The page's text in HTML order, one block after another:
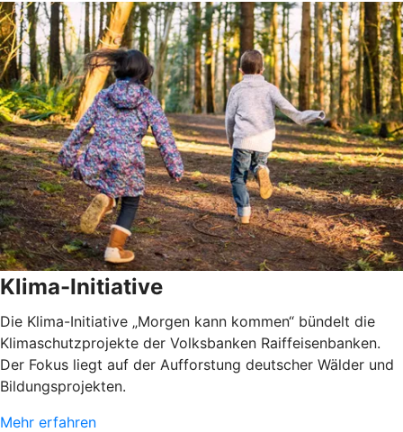
Klima-Initiative
Die Klima-Initiative „Morgen kann kommen“ bündelt die
Klimaschutzprojekte der Volksbanken Raiffeisenbanken.
Der Fokus liegt auf der Aufforstung deutscher Wälder und
Bildungsprojekten.
Mehr erfahren